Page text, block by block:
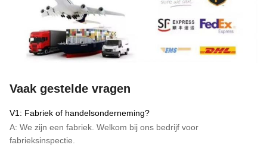
Vaak gestelde vragen
V1: Fabriek of handelsonderneming?
A: We zijn een fabriek. Welkom bij ons bedrijf voor
fabrieksinspectie.